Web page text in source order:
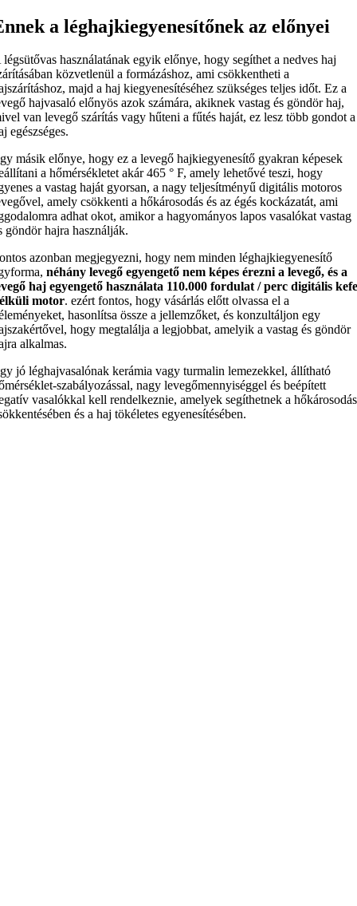
a léghajkiegyenesítőnek az előnyei
légsütővas használatának egyik előnye, hogy segíthet a nedves haj
közvetlenül a formázáshoz, ami csökkentheti a
majd a haj kiegyenesítéséhez szükséges teljes időt. Ez a
hajvasaló előnyös azok számára, akiknek vastag és göndör haj,
van levegő szárítás vagy hűteni a fűtés haját, ez lesz több gondot a
egészséges.
másik előnye, hogy ez a levegő hajkiegyenesítő gyakran képesek
a hőmérsékletet akár 465 ° F, amely lehetővé teszi, hogy
a vastag haját gyorsan, a nagy teljesítményű digitális motoros
amely csökkenti a hőkárosodás és az égés kockázatát, ami
adhat okot, amikor a hagyományos lapos vasalókat vastag
göndör hajra használják.
azonban megjegyezni, hogy nem minden léghajkiegyenesítő
néhány levegő egyengető nem képes érezni a levegő, és a
haj egyengető használata 110.000 fordulat / perc digitális
motor. ezért fontos, hogy vásárlás előtt olvassa el a
hasonlítsa össze a jellemzőket, és konzultáljon egy
hogy megtalálja a legjobbat, amelyik a vastag és göndör
alkalmas.
jó léghajvasalónak kerámia vagy turmalin lemezekkel, állítható
szabályozással, nagy levegőmennyiséggel és beépített
vasalókkal kell rendelkeznie, amelyek segíthetnek a hőkárosodás
és a haj tökéletes egyenesítésében.